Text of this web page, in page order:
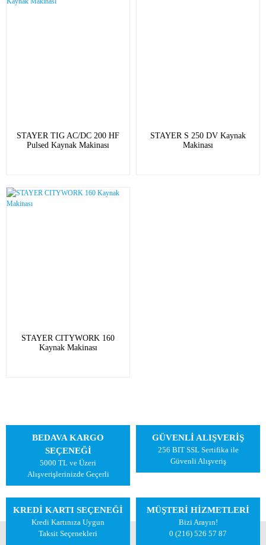
STAYER TIG AC/DC 200 HF
Pulsed Kaynak Makinası
STAYER S 250 DV Kaynak
Makinası
STAYER CITYWORK 160
Kaynak Makinası
BEDAVA KARGO
SEÇENEĞİ
5000 TL ve Üzeri
Alışverişlerinizde Geçerli
GÜVENLİ ALIŞVERİŞ
256 BIT SSL Sertifika ile
Güvenli Alışveriş
KREDİ KARTI SEÇENEĞİ
Kredi Kartınıza Uygun
Taksit Seçenekleri
MÜŞTERİ HİZMETLERİ
Bizi Arayın!
0 (216) 526 57 87